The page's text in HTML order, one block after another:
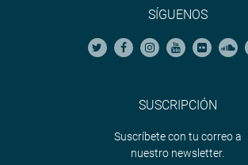
SÍGUENOS
SUSCRIPCIÓN
Suscríbete con tu correo a
nuestro newsletter.